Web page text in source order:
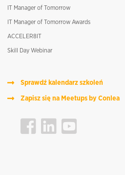
IT Manager of Tomorrow
IT Manager of Tomorrow Awards
ACCELER8IT
Skill Day Webinar
Sprawdź kalendarz szkoleń
Zapisz się na Meetups by Conlea